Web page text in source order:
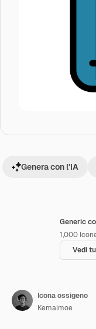
Generic
1,000
Vedi
Genera con l'IA
Icona ossigeno
Kemalmoe